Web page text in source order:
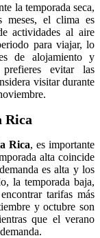
la temporada seca,
meses, el clima es
actividades al aire
para viajar, lo
de alojamiento y
evitar las
visitar durante
Rica
Rica, es importante
alta coincide
es alta y los
la temporada baja,
tarifas más
y octubre son
que el verano